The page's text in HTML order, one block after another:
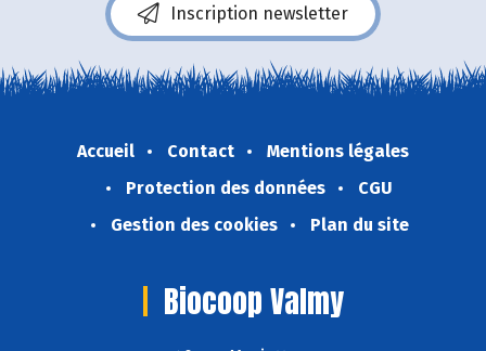
Inscription newsletter
Accueil Contact
Mentions légales
Protection des données
CGU
Gestion des cookies
Plan du site
Biocoop Valmy